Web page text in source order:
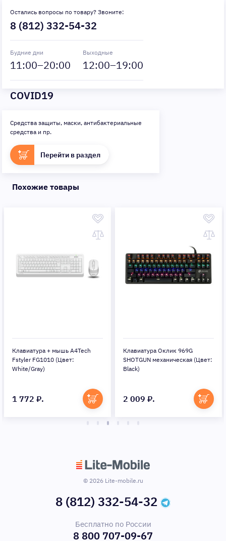
Остались вопросы по товару? Звоните:
8 (812) 332-54-32
Будние дни
11:00–20:00
Выходные
12:00–19:00
COVID19
Средства защиты, маски, антибактериальные
средства и пр.
Перейти в раздел
Похожие товары
Клавиатура + мышь A4Tech
Fstyler FG1010 (Цвет:
White/Gray)
1 772 ₽.
Клавиатура Оклик 969G
SHOTGUN механическая (Цвет:
Black)
2 009 ₽.
© 2026 Lite-mobile.ru
8 (812) 332-54-32
Бесплатно по России
8 800 707-09-67